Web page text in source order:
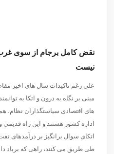
نقض کامل برجام از سوی
نیست
علی رغم تاکیدات سال های اخیر
مبنی بر نگاه به درون و اتکا به
های اقتصادی سیاستگذاران نظام،
اداره کشور هستند و این راه
اتکای سوال برانگيز بر درآمدهای
طی طریق می کنند، راهی که برباد